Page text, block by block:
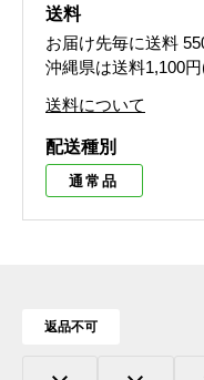
送料
お届け先毎に送料
沖縄県は送料1,100
送料について
配送種別
通常品
返品不可